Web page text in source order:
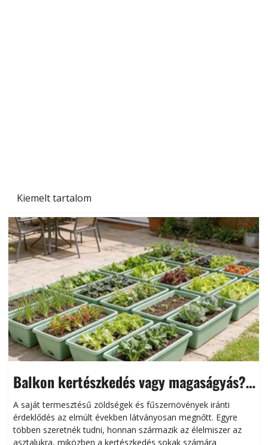
Kiemelt tartalom
Balkon kertészkedés vagy magaságyás?
Helytakarékos kertészkedés
A saját termesztésű zöldségek és fűszernövények iránti
érdeklődés az elmúlt években látványosan megnőtt. Egyre
többen szeretnék tudni, honnan származik az élelmiszer az
asztalukra, miközben a kertészkedés sokak számára